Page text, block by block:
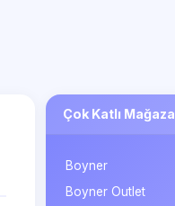
Çok Katlı Mağaza
Boyner
Boyner Outlet